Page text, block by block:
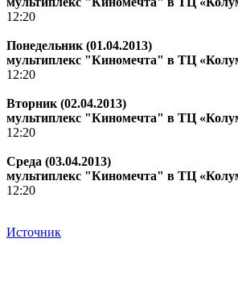
12:20
Понедельник (01.04.2013)
мультиплекс "Киномечта" в ТЦ
12:20
Вторник (02.04.2013)
мультиплекс "Киномечта" в ТЦ
12:20
Среда (03.04.2013)
мультиплекс "Киномечта" в ТЦ
12:20
Источник